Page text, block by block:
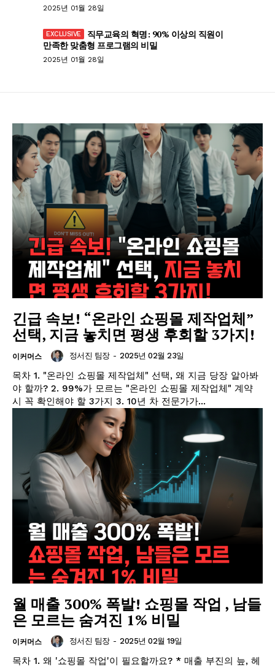
2025년 01월 28일
직무교육의 혁명: 90% 이상의 직원이
만족한 맞춤형 프로그램의 비밀
2025년 01월 28일
긴급 속보! “온라인 쇼핑몰 제작업체”
선택, 지금 놓치면 평생 후회할 3가지!
이커머스 정서진 팀장 - 2025년 02월 23일
목차 1. "온라인 쇼핑몰 제작업체" 선택, 왜 지금 당장 알아봐
야 할까? 2. 99%가 모르는 "온라인 쇼핑몰 제작업체" 계약
시 꼭 확인해야 할 3가지 3. 10년 차 전문가가...
월 매출 300% 폭발! 쇼핑몰 작업 , 남들
은 모르는 숨겨진 1% 비밀
이커머스 정서진 팀장 - 2025년 02월 19일
목차 1. 왜 '쇼핑몰 작업'이 필요할까요? * 매출 부진의 늪, 헤